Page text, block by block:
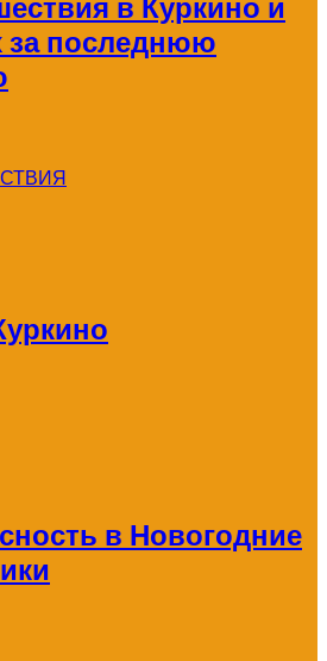
в Куркино и
за последнюю
в Новогодние